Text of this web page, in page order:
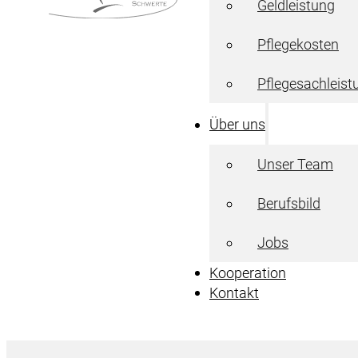
Geldleistung
Pflegekosten
Über uns
Unser Team
Berufsbild
Jobs
Kooperation
Kontakt